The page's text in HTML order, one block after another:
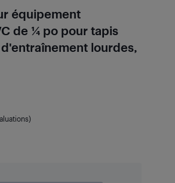
équipement
1⁄4 po pour tapis
lourdes,